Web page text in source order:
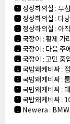
1 정상하의실:무
1 정상하의실: 다
1 정상하의실: 아
1 국깡이:황제 가
1 국깡이: 다음 주
1 국깡이:고민 중
1 국밥왜케비싸:
1 국밥왜케비싸:
1 국밥왜케비싸:
1 국밥왜케비싸:
1 Newera: